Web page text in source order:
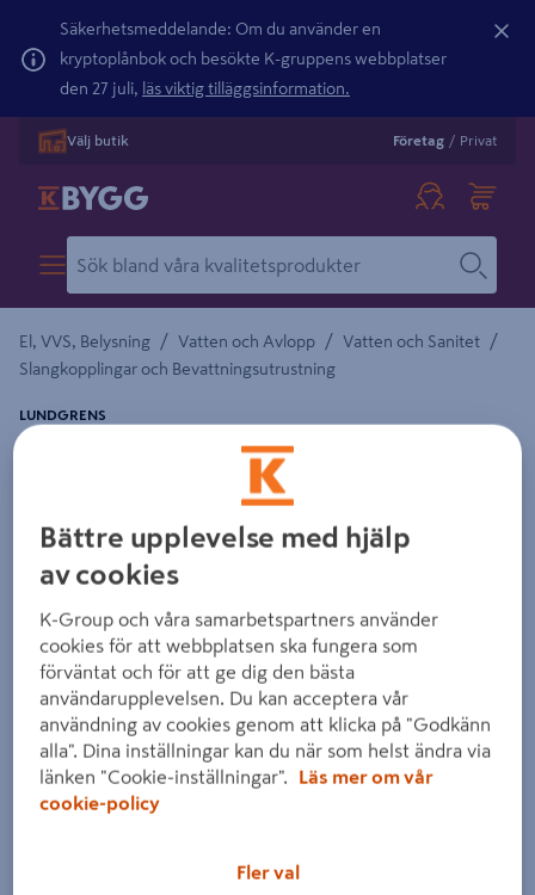
Säkerhetsmeddelande: Om du använder en
kryptoplånbok och besökte K-gruppens webbplatser
den 27 juli, läs viktig tilläggsinformation.
Välj butik Företag / Privat
El, VVS, Belysning / Vatten och Avlopp / Vatten och Sanitet /
Slangkopplingar och Bevattningsutrustning
SLANGKLÄMMA ABA 58-75
LUNDGRENS
Detaljerad beskrivning finns i produktbeskrivningsområdet
Bättre upplevelse med hjälp
av cookies
K-Group och våra samarbetspartners använder
cookies för att webbplatsen ska fungera som
förväntat och för att ge dig den bästa
användarupplevelsen. Du kan acceptera vår
användning av cookies genom att klicka på "Godkänn
alla". Dina inställningar kan du när som helst ändra via
länken "Cookie-inställningar".
Läs mer om vår
cookie-policy
Fler val